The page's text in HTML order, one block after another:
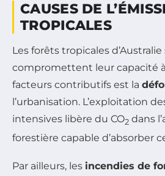
CAUSES DE
TROPICALES
Les forêts tropicales
compromettent leur capacité
facteurs contributifs est la
l’urbanisation. L’exploitation
intensives libère du CO2 dans
forestière capable d’absorber
Par ailleurs, les incendies de